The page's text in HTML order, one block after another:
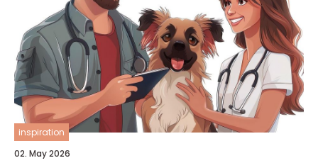
inspiration
02. May 2026